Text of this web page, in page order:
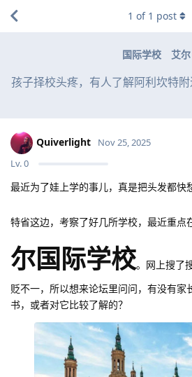
国际学校 艾尔
孩子择校头疼，有人了解阿利坎特附
1 of 1 post
Quiverlight
Lv.0
Nov 25, 2025
最近为了娃上学的事儿，真是把头发都快
特省这边，考察了好几所学校，最近重点
尔国际学校。网上搜了
贬不一，所以想来论坛里问问，有没有家
书，或者对它比较了解的？